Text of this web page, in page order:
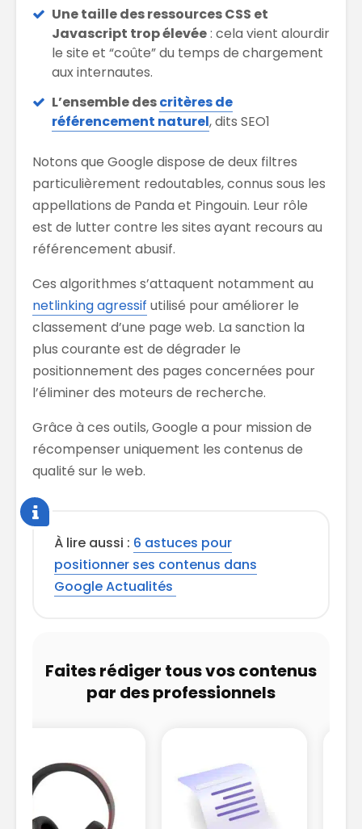
Une taille des ressources CSS et
Javascript trop élevée: cela vient alourdir
le site et “coûte” du temps de chargement
aux internautes.
L’ensemble descritères de
référencement naturel, dits SEO1
Notons que Google dispose de deux filtres
particulièrement redoutables, connus sous les
appellations de Panda et Pingouin. Leur rôle
est de lutter contre les sites ayant recours au
référencement abusif.
Ces algorithmes s’attaquent notamment au
netlinking agressif utilisé pour améliorer le
classement d’une page web. La sanction la
plus courante est de dégrader le
positionnement des pages concernées pour
l’éliminer des moteurs de recherche.
Grâce à ces outils, Google a pour mission de
récompenser uniquement les contenus de
qualité sur le web.
À lire aussi : 6 astuces pour
positionner ses contenus dans
Google Actualités
Faites rédiger tous vos contenus
par des professionnels